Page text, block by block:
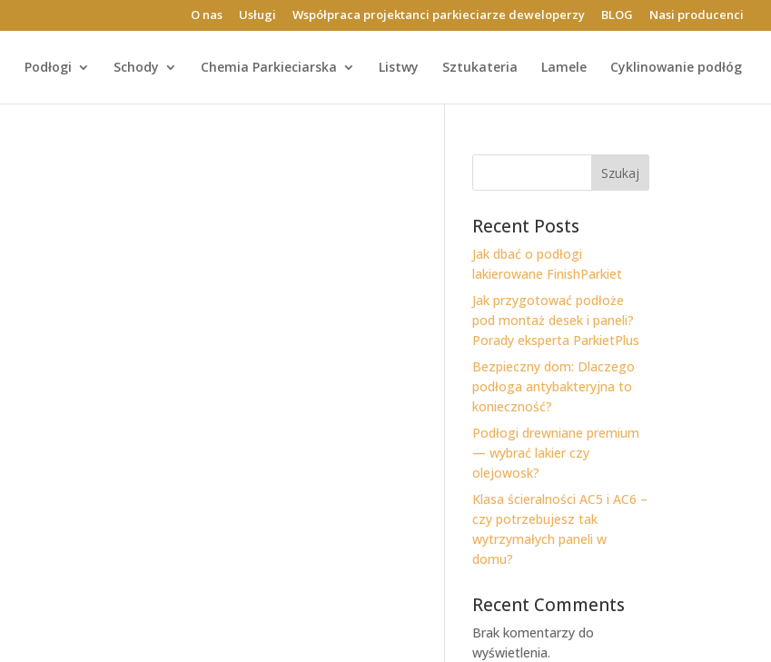
O nas Usługi Współpraca projektanci parkieciarze deweloperzy BLOG Nasi producenci
Podłogi Schody Chemia Parkieciarska Listwy Sztukateria Lamele Cyklinowanie podłóg
Szukaj
Recent Posts
Jak dbać o podłogi
lakierowane FinishParkiet
Jak przygotować podłoże
pod montaż desek i paneli?
Porady eksperta ParkietPlus
Bezpieczny dom: Dlaczego
podłoga antybakteryjna to
konieczność?
Podłogi drewniane premium
— wybrać lakier czy
olejowosk?
Klasa ścieralności AC5 i AC6 –
czy potrzebujesz tak
wytrzymałych paneli w
domu?
Recent Comments
Brak komentarzy do
wyświetlenia.